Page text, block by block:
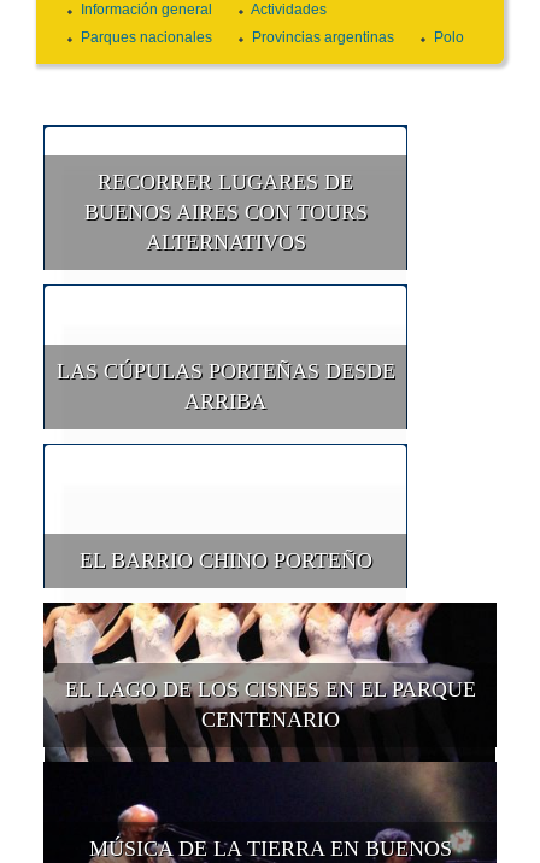
Información general
Actividades
Parques nacionales
Provincias argentinas Polo
RECORRER LUGARES DE
BUENOS AIRES CON TOURS
ALTERNATIVOS
LAS CÚPULAS PORTEÑAS DESDE
ARRIBA
EL BARRIO CHINO PORTEÑO
EL LAGO DE LOS CISNES EN EL PARQUE
CENTENARIO
MÚSICA DE LA TIERRA EN BUENOS